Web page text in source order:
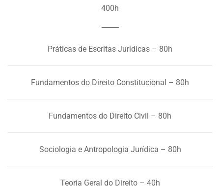
400h
Práticas de Escritas Jurídicas – 80h
Fundamentos do Direito Constitucional – 80h
Fundamentos do Direito Civil – 80h
Sociologia e Antropologia Jurídica – 80h
Teoria Geral do Direito – 40h